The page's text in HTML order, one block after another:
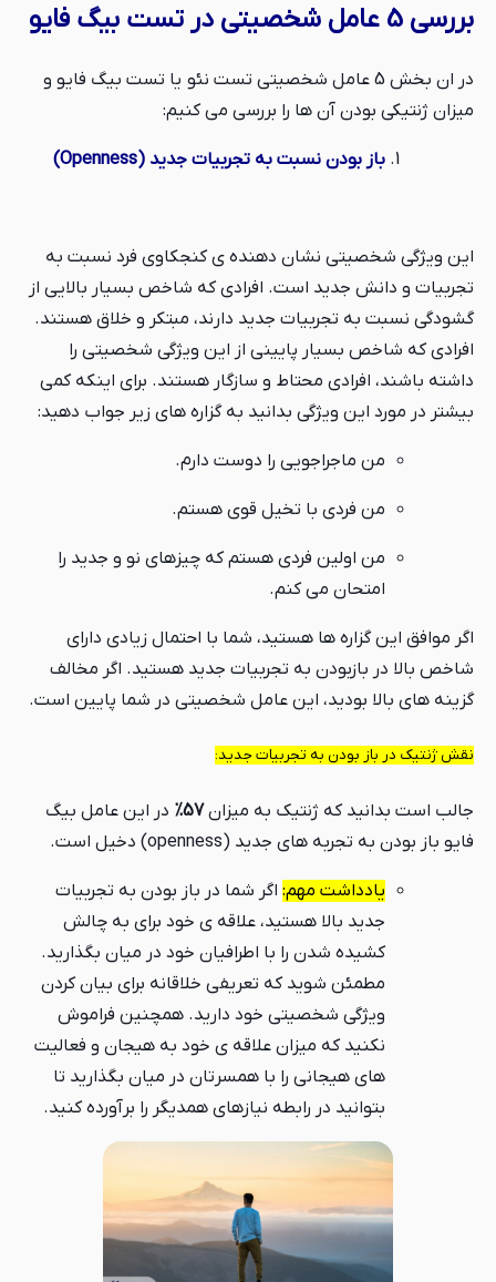
بررسی 5 عامل شخصیتی در تست بیگ فایو
در ان بخش 5 عامل شخصیتی تست نئو یا تست بیگ فایو و
میزان ژنتیکی بودن آن ها را بررسی می کنیم:
باز بودن نسبت به تجربیات جدید (Openness)
این ویژگی شخصیتی نشان دهنده ی کنجکاوی فرد نسبت به
تجربیات و دانش جدید است. افرادی که شاخص بسیار بالایی از
گشودگی نسبت به تجربیات جدید دارند، مبتکر و خلاق هستند.
افرادی که شاخص بسیار پایینی از این ویژگی شخصیتی را
داشته باشند، افرادی محتاط و سازگار هستند. برای اینکه کمی
بیشتر در مورد این ویژگی بدانید به گزاره های زیر جواب دهید:
من ماجراجویی را دوست دارم.
من فردی با تخیل قوی هستم.
من اولین فردی هستم که چیزهای نو و جدید را
امتحان می کنم.
اگر موافق این گزاره ها هستید، شما با احتمال زیادی دارای
شاخص بالا در بازبودن به تجربیات جدید هستید. اگر مخالف
گزینه های بالا بودید، این عامل شخصیتی در شما پایین است.
نقش ژنتیک در باز بودن به تجربیات جدید:
جالب است بدانید که ژنتیک به میزان57%
در این عامل بیگ
فایو باز بودن به تجربه های جدید (openness) دخیل است.
یادداشت مهم: اگر شما در باز بودن به تجربیات
جدید بالا هستید، علاقه ی خود برای به چالش
کشیده شدن را با اطرافیان خود در میان بگذارید.
مطمئن شوید که تعریفی خلاقانه برای بیان کردن
ویژگی شخصیتی خود دارید. همچنین فراموش
نکنید که میزان علاقه ی خود به هیجان و فعالیت
های هیجانی را با همسرتان در میان بگذارید تا
بتوانید در رابطه نیازهای همدیگر را برآورده کنید.